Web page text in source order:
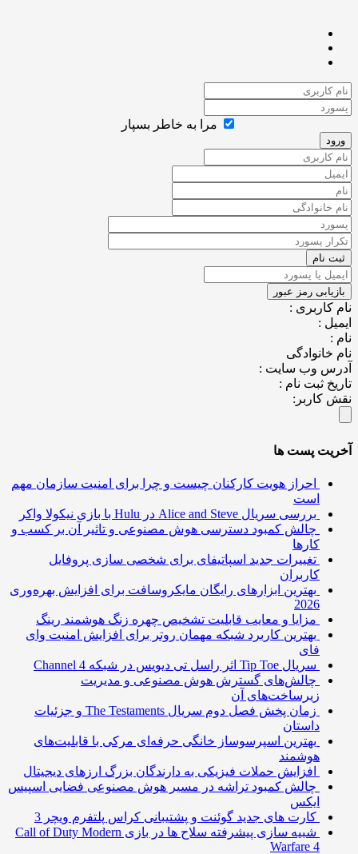
مرا به خاطر بسپار
:
:
وب سایت :
ثبت نام :
کاربر:
پست ها
احراز هویت کارکنان چیست و چرا برای امنیت سازمان مهم
بررسی سریال Alice and Steve در Hulu با بازی نیکولا واکر
چالش کمبود دسترسی هوش مصنوعی و تاثیر آن بر کسب و
کارها
تغییرات جدید اسپاتیفای برای شخصی سازی پروفایل
کاربران
بهترین ابزارهای رایگان مایکروسافت برای افزایش بهره‌وری
مزایا و معایب قابلیت تشخیص چهره زنگ هوشمند رینگ
بهترین کاربرد شبکه مهمان روتر برای افزایش امنیت وای
سریال Tip Toe اثر راسل تی دیویس در شبکه Channel 4
چالش‌های گسترش هوش مصنوعی و مدیریت
زیرساخت‌های آن
زمان پخش فصل دوم سریال The Testaments و جزئیات
داستان
بهترین اسپرسوساز خانگی حرفه‌ای مرکی با قابلیت‌های
هوشمند
افزایش حملات فیزیکی به دارندگان بزرگ ارزهای دیجیتال
چالش کمبود تراشه در مسیر هوش مصنوعی فضایی اسپیس
کارت های جدید گوئنت و پشتیبانی کراس پلتفرم ویچر 3
شبیه سازی پیشرفته سلاح ها در بازی Call of Duty Modern
Warfare 4